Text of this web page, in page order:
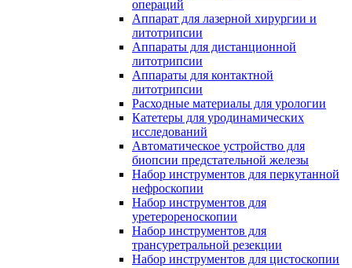
операций
Аппарат для лазерной хирургии и
литотрипсии
Аппараты для дистанционной
литотрипсии
Аппараты для контактной
литотрипсии
Расходные материалы для урологии
Катетеры для уродинамических
исследований
Автоматическое устройство для
биопсии предстательной железы
Набор инструментов для перкутанной
нефроскопии
Набор инструментов для
уретерореноскопии
Набор инструментов для
трансуретральной резекции
Набор инструментов для цистоскопии